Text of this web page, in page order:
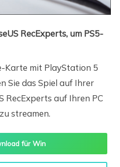
RecExperts, um PS5-
Karte mit PlayStation 5
Sie das Spiel auf Ihrer
RecExperts auf Ihren PC
streamen.
für Win